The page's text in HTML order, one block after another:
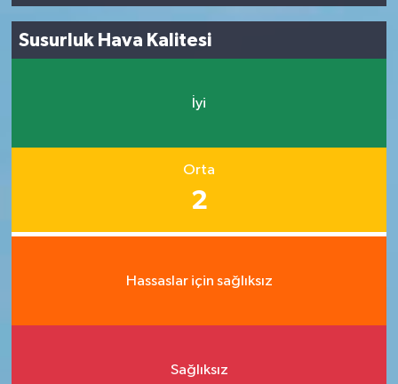
Susurluk Hava Kalitesi
İyi
Orta
2
Hassaslar için sağlıksız
Sağlıksız